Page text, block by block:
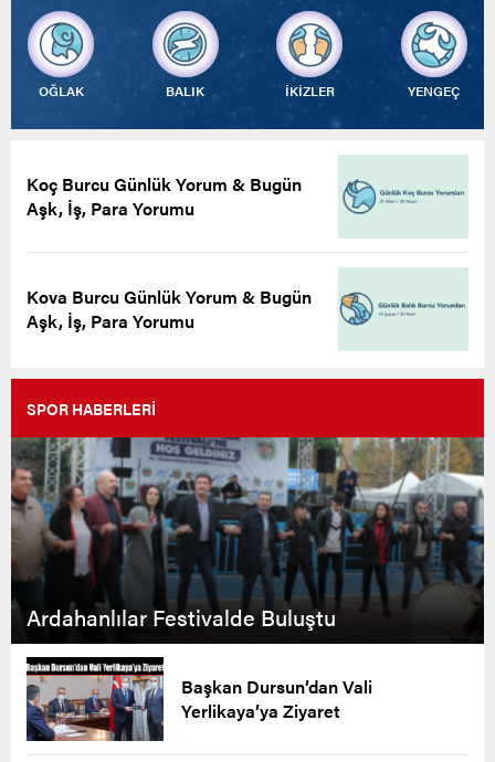
OĞLAK BALIK İKİZLER YENGEÇ
Koç Burcu Günlük Yorum & Bugün
Aşk, İş, Para Yorumu
Kova Burcu Günlük Yorum & Bugün
Aşk, İş, Para Yorumu
SPOR HABERLERİ
Ardahanlılar Festivalde Buluştu
Başkan Dursun’dan Vali
Yerlikaya’ya Ziyaret